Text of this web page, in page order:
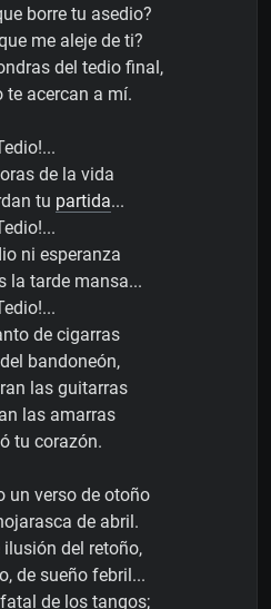
borre tu asedio?
me aleje de ti?
del tedio final,
te acercan a mí.
de la vida
tu partida...
ni esperanza
la tarde mansa...
de cigarras
bandoneón,
las guitarras
las amarras
tu corazón.
un verso de otoño
de abril.
ilusión del retoño,
de sueño febril...
de los tangos;